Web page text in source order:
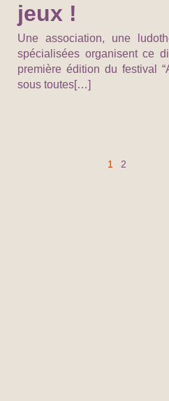
jeux !
Une association, une
spécialisées organisent ce
première édition du festival
sous toutes[…]
1 2